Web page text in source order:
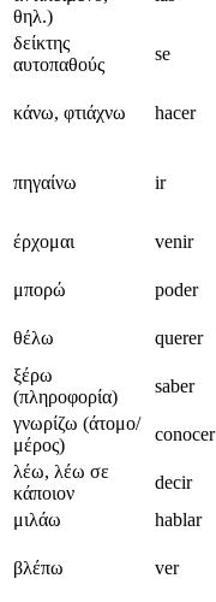
θηλ.)
δείκτης
αυτοπαθούς
se
κάνω, φτιάχνω hacer
πηγαίνω ir
έρχομαι
venir
μπορώ poder
θέλω querer
ξέρω
(πληροφορία)
saber
γνωρίζω (άτομο/
μέρος)
conocer
λέω, λέω σε
κάποιον
decir
μιλάω
hablar
βλέπω ver